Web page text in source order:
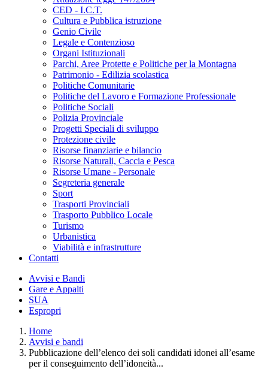
CED - I.C.T.
Cultura e Pubblica istruzione
Genio Civile
Legale e Contenzioso
Organi Istituzionali
Parchi, Aree Protette e Politiche per la Montagna
Patrimonio - Edilizia scolastica
Politiche Comunitarie
Politiche del Lavoro e Formazione Professionale
Politiche Sociali
Polizia Provinciale
Progetti Speciali di sviluppo
Protezione civile
Risorse finanziarie e bilancio
Risorse Naturali, Caccia e Pesca
Risorse Umane - Personale
Segreteria generale
Sport
Trasporti Provinciali
Trasporto Pubblico Locale
Turismo
Urbanistica
Viabilità e infrastrutture
Contatti
Avvisi e Bandi
Gare e Appalti
SUA
Espropri
Home
Avvisi e bandi
Pubblicazione dell’elenco dei soli candidati idonei all’esame
per il conseguimento dell’idoneità...